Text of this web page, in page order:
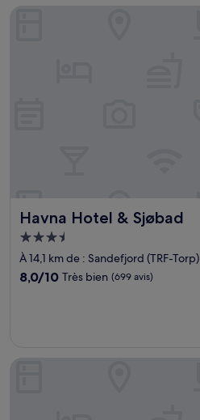
Havna Hotel & Sjøbad
Havna Hotel & Sjøbad
Hébergement
3.5 étoiles
À 14,1 km de : Sandefjord (TRF-Torp)
8.0
8,0/10 Très bien (699 avis)
Havna Hotel & Sjøbad